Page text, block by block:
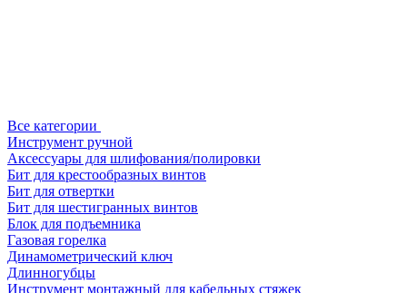
Все категории
Инструмент ручной
Аксессуары для шлифования/полировки
Бит для крестообразных винтов
Бит для отвертки
Бит для шестигранных винтов
Блок для подъемника
Газовая горелка
Динамометрический ключ
Длинногубцы
Инструмент монтажный для кабельных стяжек